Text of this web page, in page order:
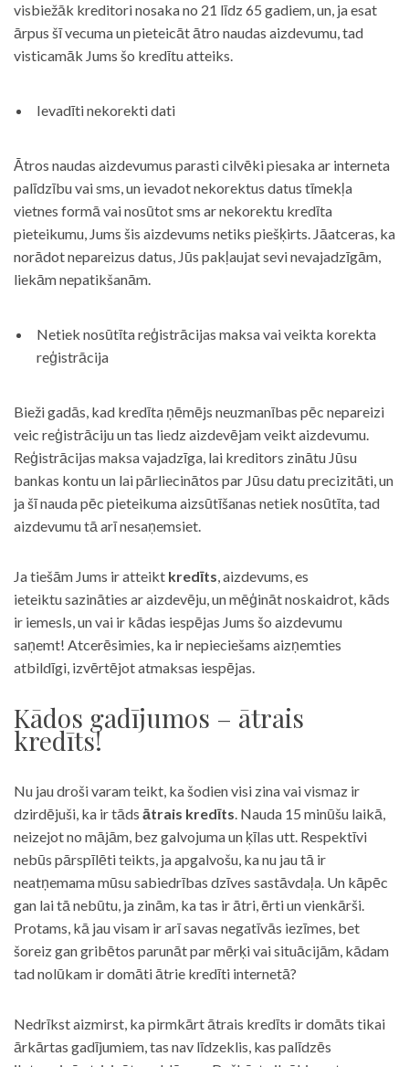
visbiežāk kreditori nosaka no 21 līdz 65 gadiem, un, ja esat
ārpus šī vecuma un pieteicāt ātro naudas aizdevumu, tad
visticamāk Jums šo kredītu atteiks.
Ievadīti nekorekti dati
Ātros naudas aizdevumus parasti cilvēki piesaka ar interneta
palīdzību vai sms, un ievadot nekorektus datus tīmekļa
vietnes formā vai nosūtot sms ar nekorektu kredīta
pieteikumu, Jums šis aizdevums netiks piešķirts. Jāatceras, ka
norādot nepareizus datus, Jūs pakļaujat sevi nevajadzīgām,
liekām nepatikšanām.
Netiek nosūtīta reģistrācijas maksa vai veikta korekta
reģistrācija
Bieži gadās, kad kredīta ņēmējs neuzmanības pēc nepareizi
veic reģistrāciju un tas liedz aizdevējam veikt aizdevumu.
Reģistrācijas maksa vajadzīga, lai kreditors zinātu Jūsu
bankas kontu un lai pārliecinātos par Jūsu datu precizitāti, un
ja šī nauda pēc pieteikuma aizsūtīšanas netiek nosūtīta, tad
aizdevumu tā arī nesaņemsiet.
Ja tiešām Jums ir atteikt kredīts, aizdevums, es
ieteiktu sazināties ar aizdevēju, un mēģināt noskaidrot, kāds
ir iemesls, un vai ir kādas iespējas Jums šo aizdevumu
saņemt! Atcerēsimies, ka ir nepieciešams aizņemties
atbildīgi, izvērtējot atmaksas iespējas.
Kādos gadījumos – ātrais
kredīts!
Nu jau droši varam teikt, ka šodien visi zina vai vismaz ir
dzirdējuši, ka ir tāds ātrais kredīts. Nauda 15 minūšu laikā,
neizejot no mājām, bez galvojuma un ķīlas utt. Respektīvi
nebūs pārspīlēti teikts, ja apgalvošu, ka nu jau tā ir
neatņemama mūsu sabiedrības dzīves sastāvdaļa. Un kāpēc
gan lai tā nebūtu, ja zinām, ka tas ir ātri, ērti un vienkārši.
Protams, kā jau visam ir arī savas negatīvās iezīmes, bet
šoreiz gan gribētos parunāt par mērķi vai situācijām, kādam
tad nolūkam ir domāti ātrie kredīti internetā?
Nedrīkst aizmirst, ka pirmkārt ātrais kredīts ir domāts tikai
ārkārtas gadījumiem, tas nav līdzeklis, kas palīdzēs